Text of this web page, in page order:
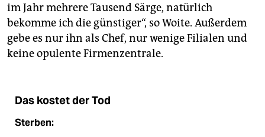
im Jahr mehrere Tausend Särge, natürlich
bekomme ich die günstiger“, so Woite. Außerdem
gebe es nur ihn als Chef, nur wenige Filialen und
keine opulente Firmenzentrale.
Das kostet der Tod
Sterben: